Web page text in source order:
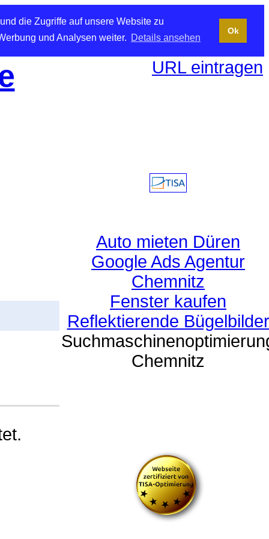
die Zugriffe auf unsere Website zu
und Analysen weiter. Details ansehen
Ok
URL eintragen
Auto mieten Düren
Google Ads Agentur
Chemnitz
Fenster kaufen
Reflektierende Bügelbilder
Chemnitz